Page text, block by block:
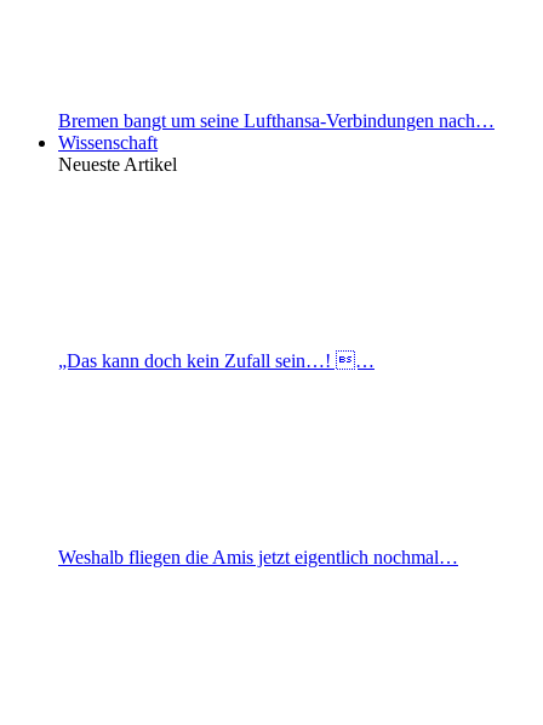
Bremen bangt um seine Lufthansa-Verbindungen nach…
Wissenschaft
Neueste Artikel
„Das kann doch kein Zufall sein…! …
Weshalb fliegen die Amis jetzt eigentlich nochmal…